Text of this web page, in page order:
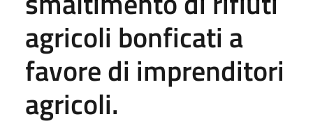
agricoli bonficati a
favore di imprenditori
agricoli.